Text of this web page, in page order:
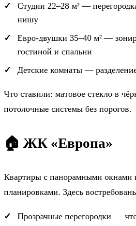
Студии 22–28 м² —
нишу
Евро-двушки 35–40 м² —
гостиной и спальни
Детские комнаты —
Что ставили: матовое стекло в
потолочные системы без порогов.
🏠 ЖК «Европа»
Квартиры с панорамными окнами
планировками. Здесь
Прозрачные перегородки —